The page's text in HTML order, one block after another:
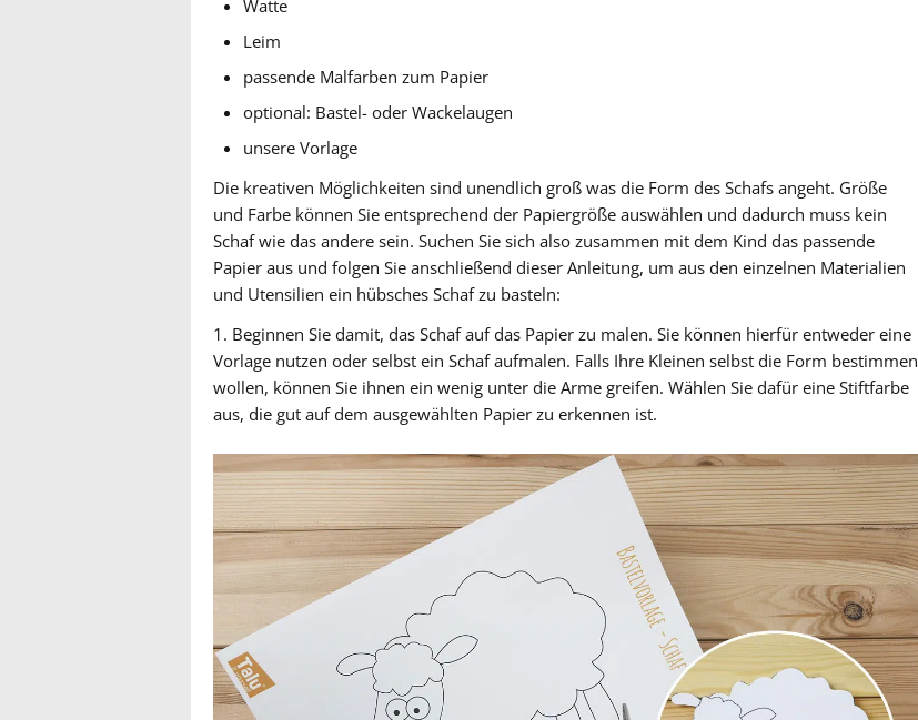
Watte
Leim
passende Malfarben zum Papier
optional: Bastel- oder Wackelaugen
unsere Vorlage
Die kreativen Möglichkeiten sind unendlich groß was die Form des Schafs angeht. Größe
und Farbe können Sie entsprechend der Papiergröße auswählen und dadurch muss kein
Schaf wie das andere sein. Suchen Sie sich also zusammen mit dem Kind das passende
Papier aus und folgen Sie anschließend dieser Anleitung, um aus den einzelnen Materialien
und Utensilien ein hübsches Schaf zu basteln:
1. Beginnen Sie damit, das Schaf auf das Papier zu malen. Sie können hierfür entweder eine
Vorlage nutzen oder selbst ein Schaf aufmalen. Falls Ihre Kleinen selbst die Form bestimmen
wollen, können Sie ihnen ein wenig unter die Arme greifen. Wählen Sie dafür eine Stiftfarbe
aus, die gut auf dem ausgewählten Papier zu erkennen ist.